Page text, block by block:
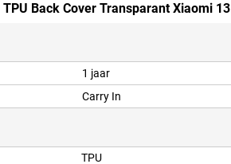
Back Cover Transparant Xiaomi 13
1 jaar
Carry In
TPU